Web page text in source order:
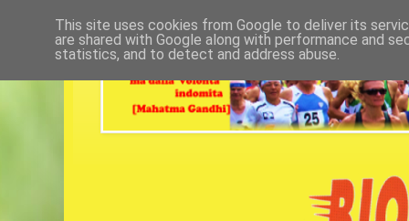
This site uses cookies from Google to deliver its
are shared with Google along with performance and
statistics, and to detect and address abuse.